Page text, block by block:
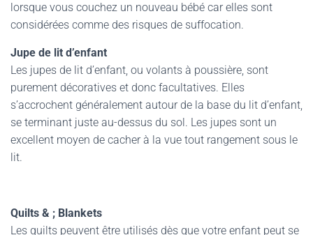
lorsque vous couchez un nouveau bébé car elles sont
considérées comme des risques de suffocation.
Jupe de lit d’enfant
Les jupes de lit d’enfant, ou volants à poussière, sont
purement décoratives et donc facultatives. Elles
s’accrochent généralement autour de la base du lit d’enfant,
se terminant juste au-dessus du sol. Les jupes sont un
excellent moyen de cacher à la vue tout rangement sous le
lit.
Quilts & ; Blankets
Les quilts peuvent être utilisés dès que votre enfant peut se